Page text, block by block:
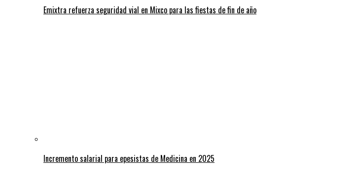
Emixtra refuerza seguridad vial en Mixco para las fiestas de fin de año
Incremento salarial para epesistas de Medicina en 2025